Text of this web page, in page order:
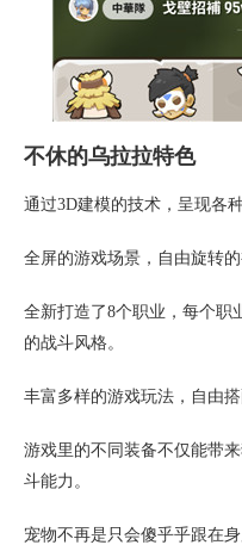
不休的乌拉拉特色
通过3D建模的技术，呈现各
全屏的游戏场景，自由旋转
全新打造了8个职业，每个职
的战斗风格。
丰富多样的游戏玩法，自由
游戏里的不同装备不仅能带
斗能力。
宠物不再是只会傻乎乎跟在